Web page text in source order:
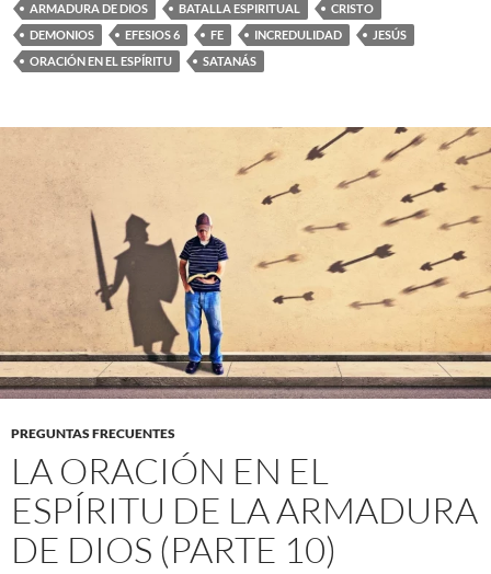
ARMADURA DE DIOS BATALLA ESPIRITUAL
CRISTO
DEMONIOS
EFESIOS 6 FE INCREDULIDAD
JESÚS
ORACIÓN EN EL ESPÍRITU
SATANÁS
PREGUNTAS FRECUENTES
LA ORACIÓN EN EL
ESPÍRITU DE LA ARMADURA
DE DIOS (PARTE 10)